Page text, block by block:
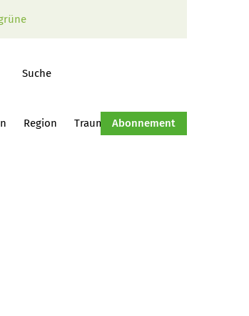
Suche
Region Traumtraktor Hof-Management
Abonnement